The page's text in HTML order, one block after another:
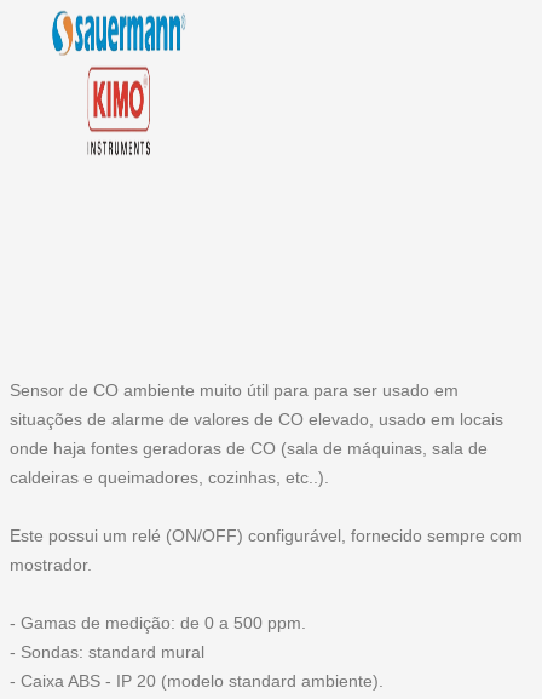
Sensor de CO ambiente muito útil para para ser usado em
situações de alarme de valores de CO elevado, usado em locais
onde haja fontes geradoras de CO (sala de máquinas, sala de
caldeiras e queimadores, cozinhas, etc..).
Este possui um relé (ON/OFF) configurável, fornecido sempre com
mostrador.
- Gamas de medição: de 0 a 500 ppm.
- Sondas: standard mural
- Caixa ABS - IP 20 (modelo standard ambiente).